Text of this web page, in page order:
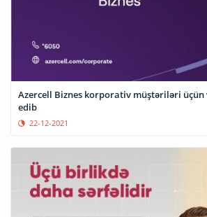
Azercell Biznes korporativ müştəriləri
edib
22-12-2021